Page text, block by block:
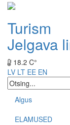
Turism
Jelgava
18.2 C°
LV LT EE EN
Algus
ELAMUSED